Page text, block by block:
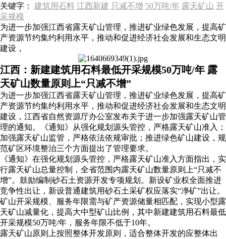
关键字： 建筑用石料 江西新建 只减不增 50万吨/年 露天矿山 开
采规模
为进一步加强江西省露天矿山管理，推进矿业绿色发展，提高矿
产资源节约集约利用水平，推动和促进经济社会发展和生态文明
建设，
江西：新建建筑用石料最低开采规模50万吨/年 露
天矿山数量原则上“只减不增”
为进一步加强江西省露天矿山管理，推进矿业绿色发展，提高矿
产资源节约集约利用水平，推动和促进经济社会发展和生态文明
建设，江西省自然资源厅办公室发布关于进一步加强露天矿山管
理的通知。《通知》从强化规划源头管控，严格露天矿山准入；
加强露天矿山监管，严格依法依规审批；推进绿色矿山建设，规
范矿区环境整治三个方面提出了管理要求。
《通知》在强化规划源头管控，严格露天矿山准入方面指出，实
行露天矿山总量控制，全省范围内露天矿山数量原则上“只减不
增”。鼓励编制砂石土资源开发专项规划。新设矿业权全面推进
竞争性出让，新设普通建筑用砂石土采矿权应落实“净矿”出让。
矿山开采规模、服务年限需与矿产资源储量相匹配，实现小型露
天矿山减量化，提高大中型矿山比例，其中新建建筑用石料最低
开采规模50万吨/年，服务年限不低于10年。
露天矿山原则上按照整体开发原则，适合整体开发的应整体出